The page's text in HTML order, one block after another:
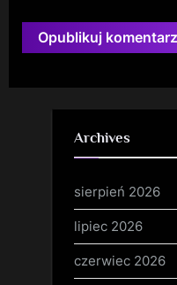
Archives
sierpień 2026
lipiec 2026
czerwiec 2026